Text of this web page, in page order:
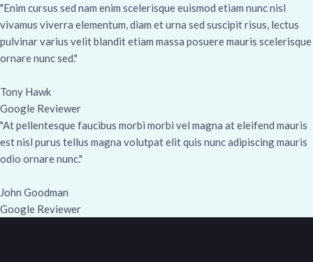
"Enim cursus sed nam enim scelerisque euismod etiam nunc nisl
vivamus viverra elementum, diam et urna sed suscipit risus, lectus
pulvinar varius velit blandit etiam massa posuere mauris scelerisque
ornare nunc sed."
Tony Hawk
Google Reviewer
"At pellentesque faucibus morbi morbi vel magna at eleifend mauris
est nisl purus tellus magna volutpat elit quis nunc adipiscing mauris
odio ornare nunc."
John Goodman
Google Reviewer